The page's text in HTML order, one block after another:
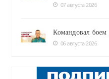
07 августа 2026
Командовал боем
06 августа 2026